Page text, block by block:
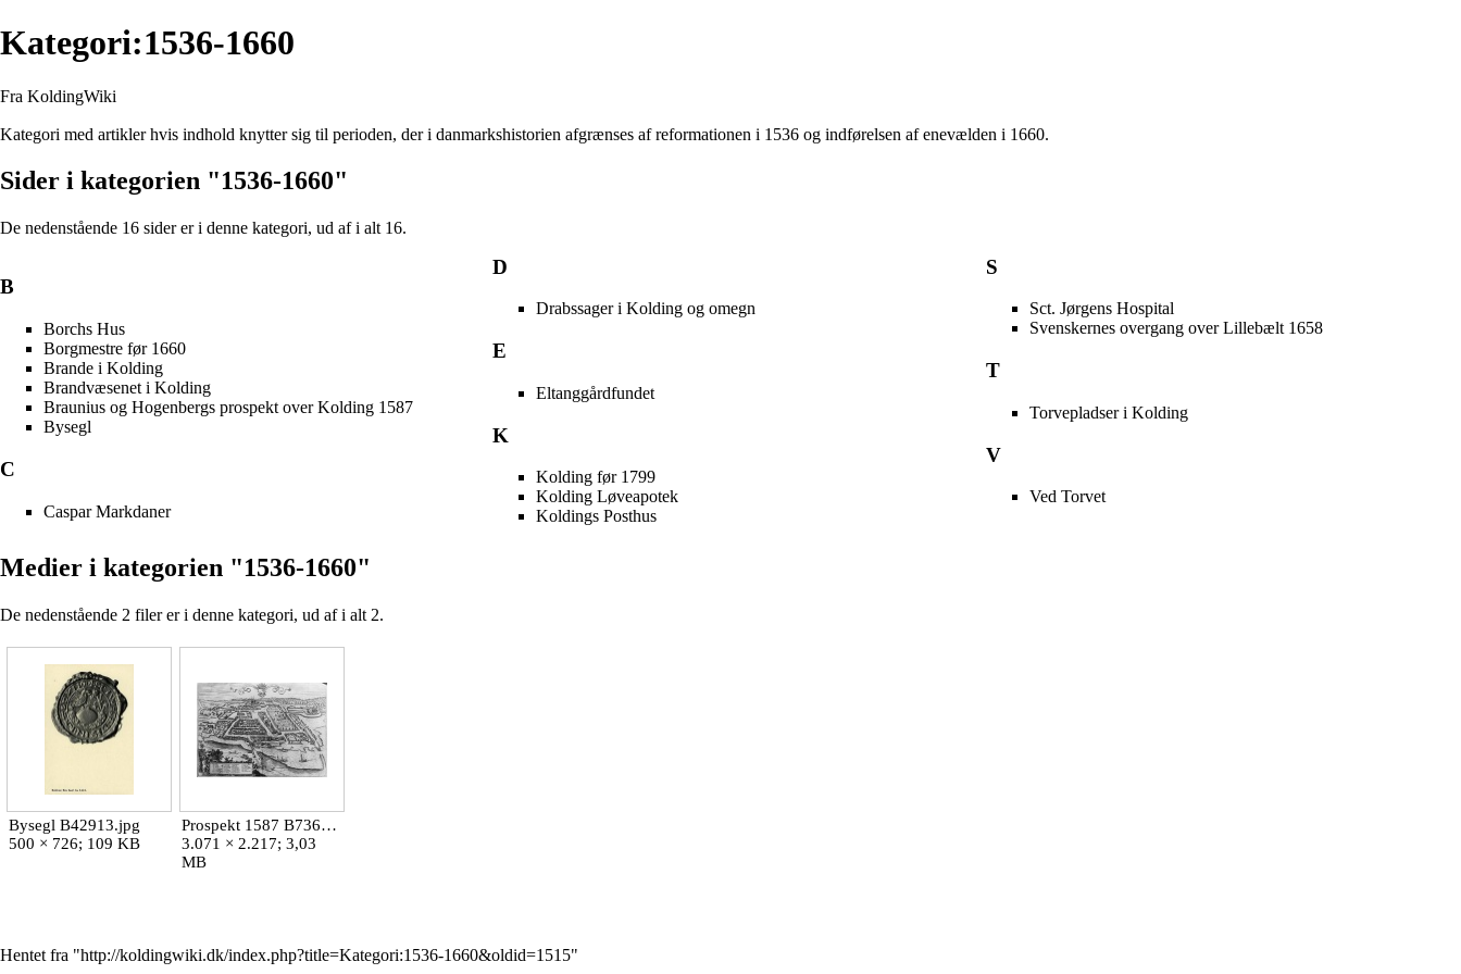
Kategori:1536-1660
Fra KoldingWiki
Kategori med artikler hvis indhold knytter sig til perioden, der i danmarkshistorien afgrænses af reformationen i 1536 og indførelsen af enevælden i 1660.
Sider i kategorien "1536-1660"
De nedenstående 16 sider er i denne kategori, ud af i alt 16.
B
Borchs Hus
Borgmestre før 1660
Brande i Kolding
Brandvæsenet i Kolding
Braunius og Hogenbergs prospekt over Kolding 1587
Bysegl
C
Caspar Markdaner
D
Drabssager i Kolding og omegn
E
Eltanggårdfundet
K
Kolding før 1799
Kolding Løveapotek
Koldings Posthus
S
Sct. Jørgens Hospital
Svenskernes overgang over Lillebælt 1658
T
Torvepladser i Kolding
V
Ved Torvet
Medier i kategorien "1536-1660"
De nedenstående 2 filer er i denne kategori, ud af i alt 2.
Bysegl B42913.jpg
500 × 726; 109 KB
Prospekt 1587 B7361.jpg
3.071 × 2.217; 3,03
MB
Hentet fra "http://koldingwiki.dk/index.php?title=Kategori:1536-1660&oldid=1515"